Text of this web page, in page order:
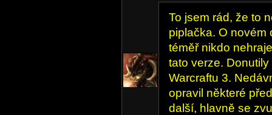
To jsem rád, že to
piplačka. O novém
téměř nikdo
tato verze.
Warcraftu 3.
opravil některé
další, hlavně se